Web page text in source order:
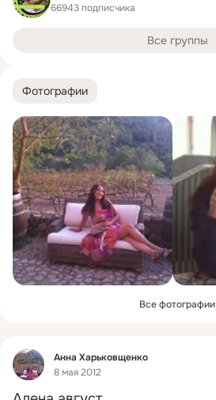
Фотографии
Все фотографии
Фид
Анна Харьковщенко
8 мая 2012
66943 подписчика
Все группы